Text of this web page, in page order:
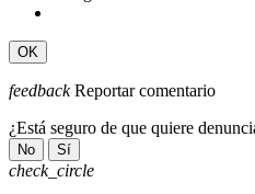
OK
feedback Reportar comentario
¿Está seguro de que quiere
No Sí
check_circle